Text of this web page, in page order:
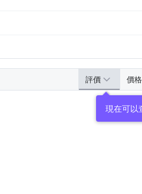
評價 價
現在可以